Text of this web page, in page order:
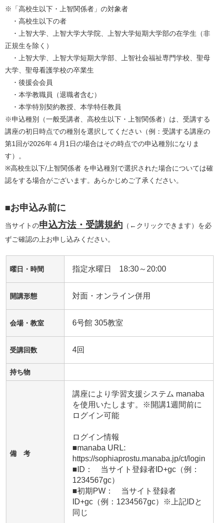
※「高校生以下・上智関係者」の対象者
・高校生以下の者
・上智大学、上智大学大学院、上智大学短期大学部の在学生（非
正規生を除く）
・上智大学、上智大学短期大学部、上智社会福祉専門学校、聖母
大学、聖母看護学校の卒業生
・後援会会員
・本学教職員（退職者含む）
・本学特別契約教授、本学特任教員
※申込種別（一般受講者、高校生以下・上智関係者）は、受講する
講座の初日時点での種別を選択してください（例：受講する講座の
第1回が2026年４月1日の場合はその時点での申込種別になりま
す）。
※高校生以下/上智関係者 を申込種別で選択された場合については確
認をする場合がございます。あらかじめご了承ください。
■お申込み前に
当サイトの申込方法・受講規約 （←クリックできます）を必
ずご確認の上お申し込みください。
曜日・時間 指定水曜日 18:30～20:00
開講形態 対面・オンライン併用
会場・教室 6号館 305教室
受講回数 4回
持ち物
備 考
講座により学習支援システム manaba
を使用いたします。※開講1週間前に
ログイン可能
ログイン情報
■manaba URL:
https://sophiaprostu.manaba.jp/ct/login
■ID：　当サイト登録者ID+gc（例：
1234567gc）
■初期PW：　当サイト登録者
ID+gc（例：1234567gc）※上記IDと
同じ